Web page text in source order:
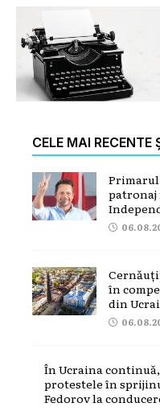
CELE MAI RECENTE
Primarul
patronaj
în
din
În Ucraina
protestele în
Fedorov la